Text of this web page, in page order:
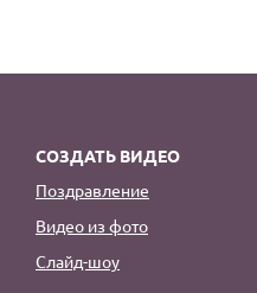
СОЗДАТЬ ВИДЕО
Поздравление
Видео из фото
Слайд-шоу